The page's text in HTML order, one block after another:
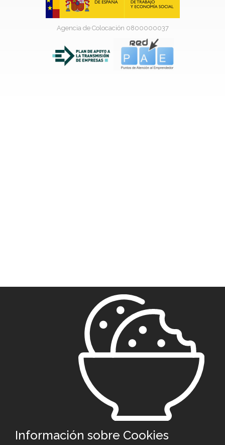
Agencia de Colocación 0800000037
Información sobre Cookies